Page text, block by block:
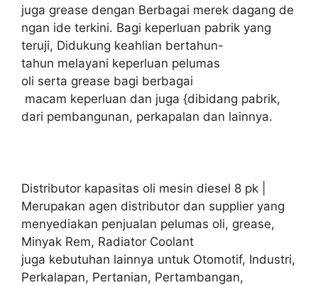
juga grease dengan Berbagai merek dagang de
ngan ide terkini. Bagi keperluan pabrik yang
teruji, Didukung keahlian bertahun-
tahun melayani keperluan pelumas
oli serta grease bagi berbagai
macam keperluan dan juga {dibidang pabrik,
dari pembangunan, perkapalan dan lainnya.
Distributor kapasitas oli mesin diesel 8 pk |
Merupakan agen distributor dan supplier yang
menyediakan penjualan pelumas oli, grease,
Minyak Rem, Radiator Coolant
juga kebutuhan lainnya untuk Otomotif, Industri,
Perkalapan, Pertanian, Pertambangan,